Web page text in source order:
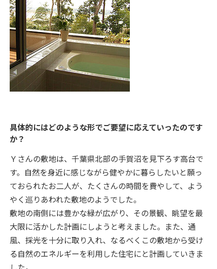
具体的にはどのような形でご要望に応えていったのです
か？
Ｙさんの敷地は、千葉県北部の手賀沼を見下ろす高台で
す。自然を身近に感じながら健やかに暮らしたいと願っ
ておられたお二人が、たくさんの時間を費やして、よう
やく巡りあわれた敷地のようでした。
敷地の南側には豊かな緑が広がり、その景観、眺望を最
大限に活かした計画にしようと考えました。また、通
風、採光を十分に取り入れ、なるべくこの敷地から受け
る自然のエネルギーを利用した住宅にと計画していきま